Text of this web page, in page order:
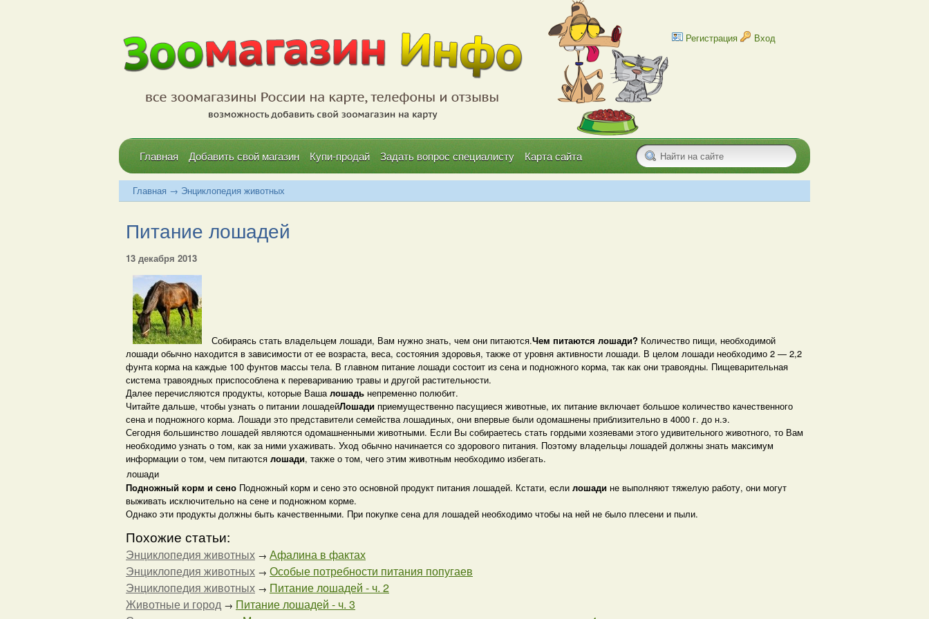
Регистрация Вход
Главная Добавить свой магазин Купи-продай Задать вопрос специалисту Карта сайта
Главная → Энциклопедия животных
Питание лошадей
13 декабря 2013
Собираясь стать владельцем лошади, Вам нужно знать, чем они питаются.Чем питаются лошади? Количество пищи, необходимой
лошади обычно находится в зависимости от ее возраста, веса, состояния здоровья, также от уровня активности лошади. В целом лошади необходимо 2 — 2,2
фунта корма на каждые 100 фунтов массы тела. В главном питание лошади состоит из сена и подножного корма, так как они травоядны. Пищеварительная
система травоядных приспособлена к перевариванию травы и другой растительности.
Далее перечисляются продукты, которые Вашалошадь непременно полюбит.
Читайте дальше, чтобы узнать о питании лошадейЛошади приемущественно пасущиеся животные, их питание включает большое количество качественного
сена и подножного корма. Лошади это представители семейства лошадиных, они впервые были одомашнены приблизительно в 4000 г. до н.э.
Сегодня большинство лошадей являются одомашненными животными. Если Вы собираетесь стать гордыми хозяевами этого удивительного животного, то Вам
необходимо узнать о том, как за ними ухаживать. Уход обычно начинается со здорового питания. Поэтому владельцы лошадей должны знать максимум
информации о том, чем питаются лошади, также о том, чего этим животным необходимо избегать.
лошади
Подножный корм и сено Подножный корм и сено это основной продукт питания лошадей. Кстати, если лошади не выполняют тяжелую работу, они могут
выживать исключительно на сене и подножном корме.
Однако эти продукты должны быть качественными. При покупке сена для лошадей необходимо чтобы на ней не было плесени и пыли.
Похожие статьи:
Энциклопедия животных → Афалина в фактах
Энциклопедия животных → Особые потребности питания попугаев
Энциклопедия животных → Питание лошадей - ч. 2
Животные и город → Питание лошадей - ч. 3